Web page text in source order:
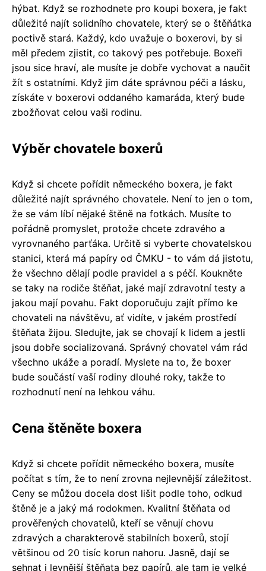
hýbat. Když se rozhodnete pro koupi boxera, je fakt
důležité najít solidního chovatele, který se o štěňátka
poctivě stará. Každý, kdo uvažuje o boxerovi, by si
měl předem zjistit, co takový pes potřebuje. Boxeři
jsou sice hraví, ale musíte je dobře vychovat a naučit
žít s ostatními. Když jim dáte správnou péči a lásku,
získáte v boxerovi oddaného kamaráda, který bude
zbožňovat celou vaši rodinu.
Výběr chovatele boxerů
Když si chcete pořídit německého boxera, je fakt
důležité najít správného chovatele. Není to jen o tom,
že se vám líbí nějaké štěně na fotkách. Musíte to
pořádně promyslet, protože chcete zdravého a
vyrovnaného parťáka. Určitě si vyberte chovatelskou
stanici, která má papíry od ČMKU - to vám dá jistotu,
že všechno dělají podle pravidel a s péčí. Koukněte
se taky na rodiče štěňat, jaké mají zdravotní testy a
jakou mají povahu. Fakt doporučuju zajít přímo ke
chovateli na návštěvu, ať vidíte, v jakém prostředí
štěňata žijou. Sledujte, jak se chovají k lidem a jestli
jsou dobře socializovaná. Správný chovatel vám rád
všechno ukáže a poradí. Myslete na to, že boxer
bude součástí vaší rodiny dlouhé roky, takže to
rozhodnutí není na lehkou váhu.
Cena štěněte boxera
Když si chcete pořídit německého boxera, musíte
počítat s tím, že to není zrovna nejlevnější záležitost.
Ceny se můžou docela dost lišit podle toho, odkud
štěně je a jaký má rodokmen. Kvalitní štěňata od
prověřených chovatelů, kteří se věnují chovu
zdravých a charakterově stabilních boxerů, stojí
většinou od 20 tisíc korun nahoru. Jasně, dají se
sehnat i levnější štěňata bez papírů, ale tam je velké